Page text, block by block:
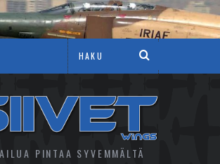
PINTAA SYVEMMÄLTÄ